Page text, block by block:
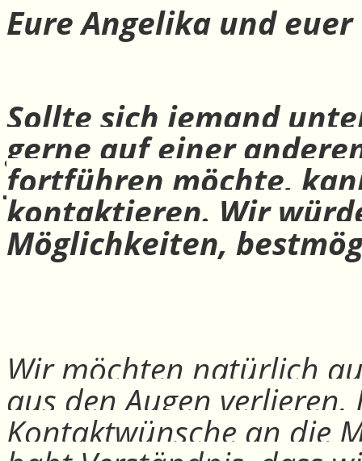
Eure Angelika und
Sollte sich jemand
gerne auf einer
fortführen möchte,
kontaktieren. Wir
Möglichkeiten,
Wir möchten natürlich
aus den Augen
Kontaktwünsche an die